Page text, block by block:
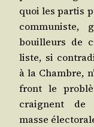
quoi les par­tis
com­mu­niste,
bouilleurs de
liste, si
à la Chambre,
front le
craignent
masse